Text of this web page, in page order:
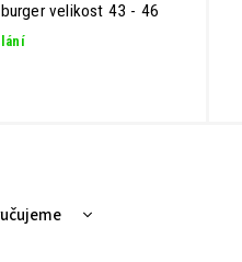
velikost 43 - 46